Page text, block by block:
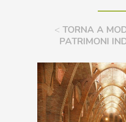
< TORNA A
PATRIMONI